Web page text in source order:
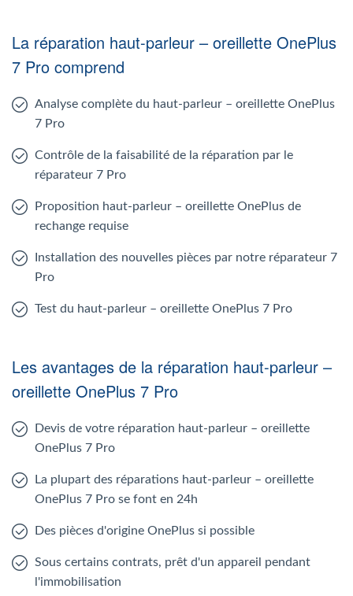
La réparation haut-parleur – oreillette OnePlus
7 Pro comprend
Analyse complète du haut-parleur – oreillette OnePlus
7 Pro
Contrôle de la faisabilité de la réparation par le
réparateur 7 Pro
Proposition haut-parleur – oreillette OnePlus de
rechange requise
Installation des nouvelles pièces par notre réparateur 7
Pro
Test du haut-parleur – oreillette OnePlus 7 Pro
Les avantages de la réparation haut-parleur –
oreillette OnePlus 7 Pro
Devis de votre réparation haut-parleur – oreillette
OnePlus 7 Pro
La plupart des réparations haut-parleur – oreillette
OnePlus 7 Pro se font en 24h
Des pièces d'origine OnePlus si possible
Sous certains contrats, prêt d'un appareil pendant
l'immobilisation